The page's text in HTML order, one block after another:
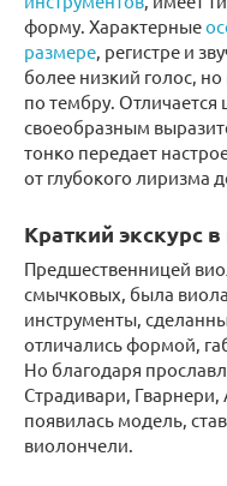
форму. Характерные
размере , регистре и
более низкий голос,
по тембру. Отличается
своеобразным
тонко передает
от глубокого лиризма
Краткий экскурс
Предшественницей
смычковых, была виола
инструменты,
отличались формой,
Но благодаря
Страдивари, Гварнери,
появилась модель,
виолончели.